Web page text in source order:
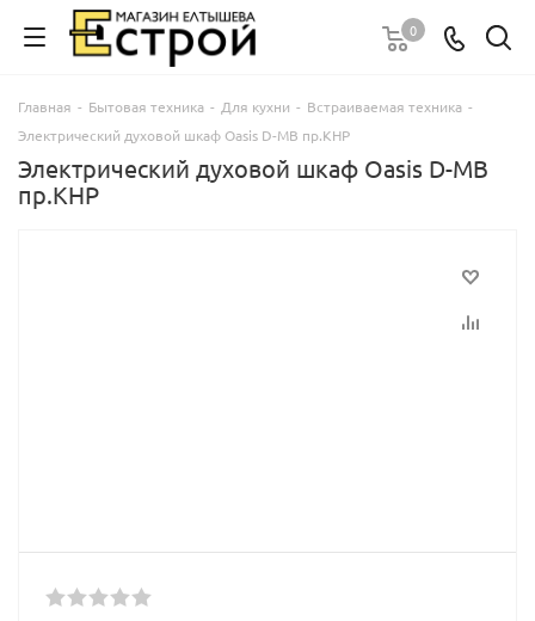
0
Главная - Бытовая техника - Для кухни - Встраиваемая техника -
Электрический духовой шкаф Oasis D-МВ пр.КНР
Электрический духовой шкаф Oasis D-МВ
пр.КНР